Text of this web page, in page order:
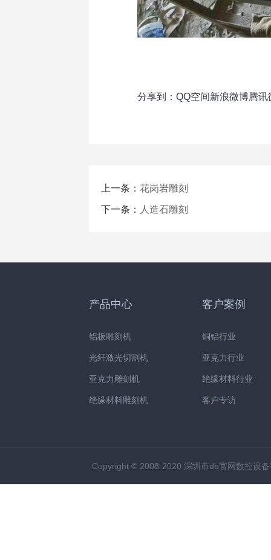
分享到： QQ空间新浪微博腾讯
上一条： 花岗岩雕刻
下一条： 人造石雕刻
产品中心
铝板雕刻机
光纤激光切割机
亚克力雕刻机
绝缘材料雕刻机
客户案例
铜铝行业
亚克力行业
绝缘材料行业
客户专访
Copyright © 2008-2020 深圳市db官网数控设